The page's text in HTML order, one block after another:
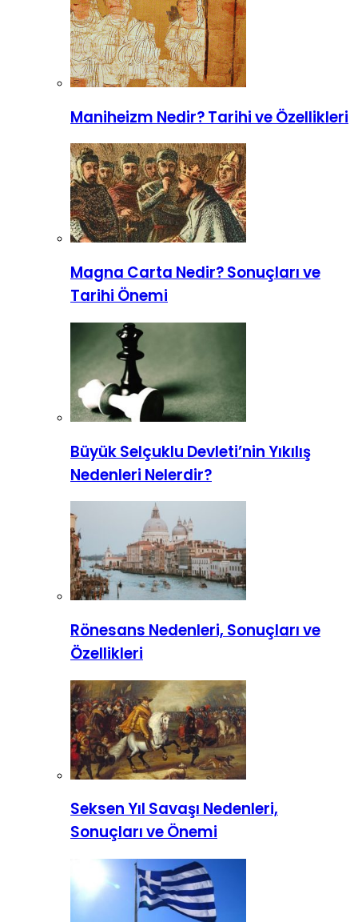
Maniheizm Nedir? Tarihi ve Özellikleri
Magna Carta Nedir? Sonuçları ve
Tarihi Önemi
Büyük Selçuklu Devleti’nin Yıkılış
Nedenleri Nelerdir?
Rönesans Nedenleri, Sonuçları ve
Özellikleri
Seksen Yıl Savaşı Nedenleri,
Sonuçları ve Önemi